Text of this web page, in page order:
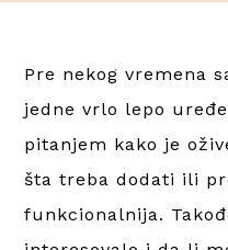
Pre nekog vremena
jedne vrlo lepo
pitanjem kako je
šta treba dodati ili
funkcionalnija.